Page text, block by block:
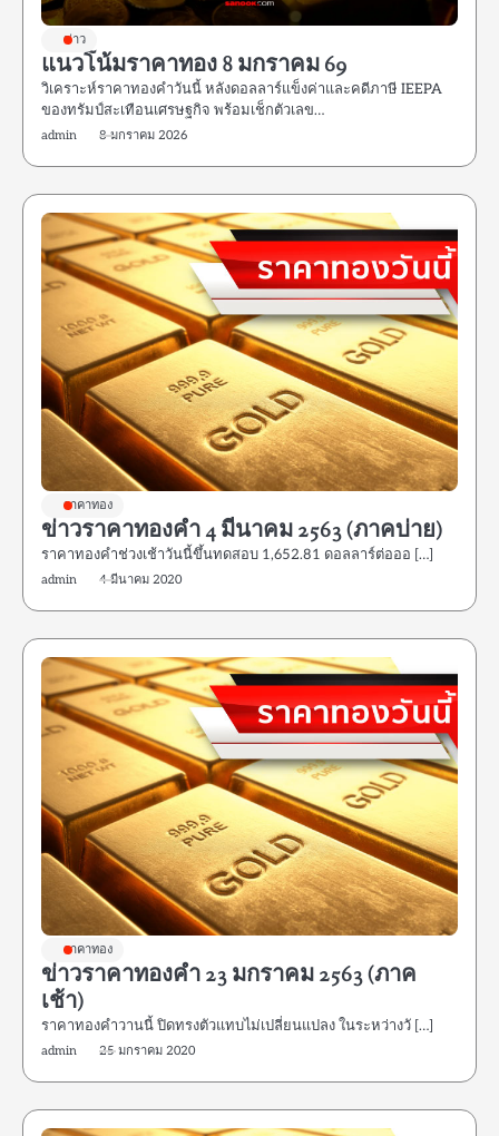
ข่าว
แนวโน้มราคาทอง 8 มกราคม 69
วิเคราะห์ราคาทองคำวันนี้ หลังดอลลาร์แข็งค่าและคดีภาษี IEEPA
ของทรัมป์สะเทือนเศรษฐกิจ พร้อมเช็กตัวเลข…
admin 8 มกราคม 2026
ราคาทอง
ข่าวราคาทองคำ 4 มีนาคม 2563 (ภาคบ่าย)
ราคาทองคําช่วงเช้าวันนี้ขึ้นทดสอบ 1,652.81 ดอลลาร์ต่อออ […]
admin 4 มีนาคม 2020
ราคาทอง
ข่าวราคาทองคำ 23 มกราคม 2563 (ภาค
เช้า)
ราคาทองคําวานนี้ ปิดทรงตัวแทบไม่เปลี่ยนแปลง ในระหว่างวั […]
admin 25 มกราคม 2020